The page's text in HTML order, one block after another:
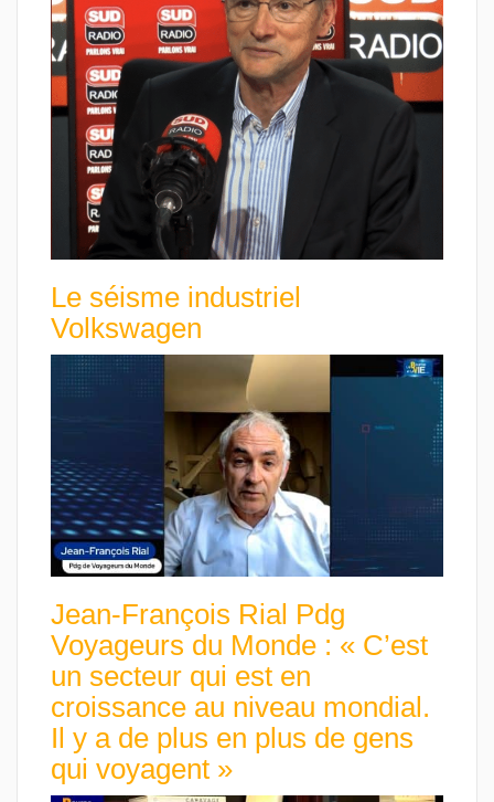
Le séisme industriel
Volkswagen
Jean-François Rial Pdg
Voyageurs du Monde : « C’est
un secteur qui est en
croissance au niveau mondial.
Il y a de plus en plus de gens
qui voyagent »